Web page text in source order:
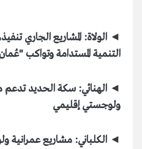
◄ الولاة: المشاريع الجاري
التنمية المستدامة وتواكب "عُمان
◄ الهنائي: سكة الحديد
ولوجستي إقليمي
◄ الكلباني: مشاريع عمرانية